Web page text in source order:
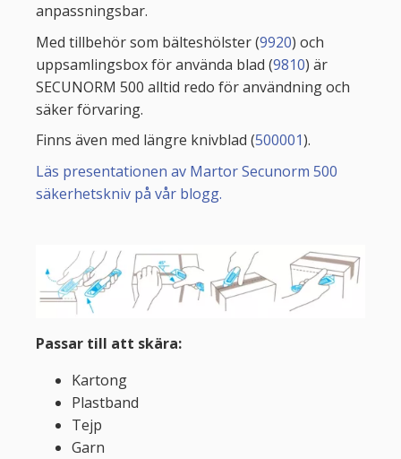
anpassningsbar.
Med tillbehör som bälteshölster (9920) och
uppsamlingsbox för använda blad (9810) är
SECUNORM 500 alltid redo för användning och
säker förvaring.
Finns även med längre knivblad (500001).
Läs presentationen av Martor Secunorm 500
säkerhetskniv på vår blogg.
Passar till att skära:
Kartong
Plastband
Tejp
Garn